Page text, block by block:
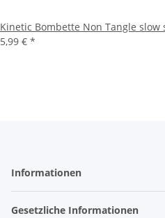
Kinetic Bombette Non Tangle slow
5,99 € *
Informationen
Gesetzliche Informationen